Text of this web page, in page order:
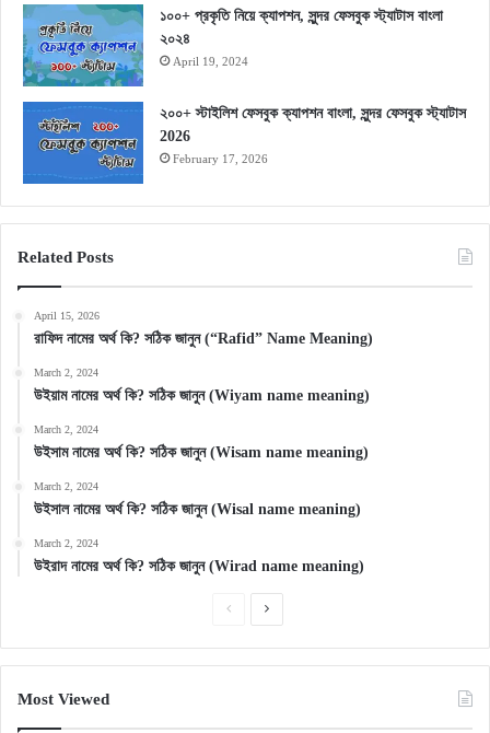
১০০+ প্রকৃতি নিয়ে ক্যাপশন, সুন্দর ফেসবুক স্ট্যাটাস বাংলা
২০২৪
April 19, 2024
২০০+ স্টাইলিশ ফেসবুক ক্যাপশন বাংলা, সুন্দর ফেসবুক স্ট্যাটাস
2026
February 17, 2026
Related Posts
April 15, 2026
রাফিদ নামের অর্থ কি? সঠিক জানুন (“Rafid” Name Meaning)
March 2, 2024
উইয়াম নামের অর্থ কি? সঠিক জানুন (Wiyam name meaning)
March 2, 2024
উইসাম নামের অর্থ কি? সঠিক জানুন (Wisam name meaning)
March 2, 2024
উইসাল নামের অর্থ কি? সঠিক জানুন (Wisal name meaning)
March 2, 2024
উইরাদ নামের অর্থ কি? সঠিক জানুন (Wirad name meaning)
PreviousNext
Most Viewed